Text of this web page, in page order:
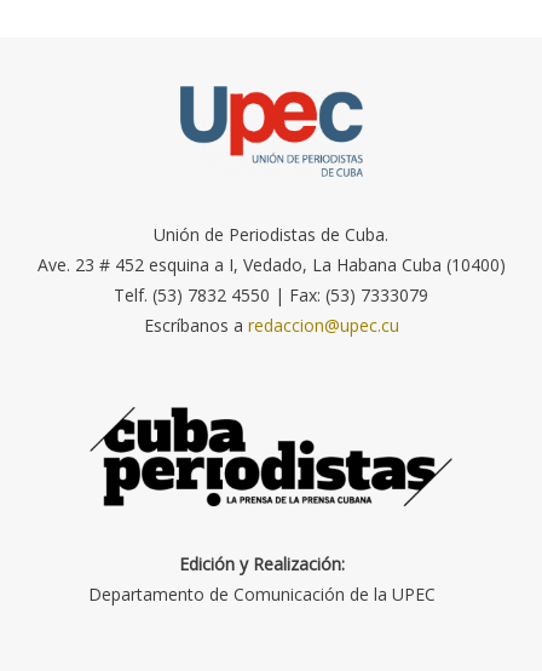
Unión de Periodistas de Cuba.
Ave. 23 # 452 esquina a I, Vedado, La Habana Cuba (10400)
Telf. (53) 7832 4550 | Fax: (53) 7333079
Escríbanos a redaccion@upec.cu
Edición y Realización:
Departamento de Comunicación de la UPEC